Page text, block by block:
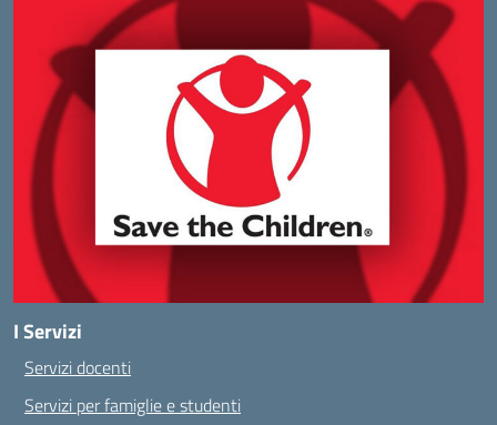
I Servizi
Servizi docenti
Servizi per famiglie e studenti